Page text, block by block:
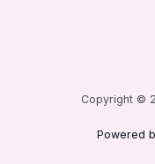
Copyright ©
Powered